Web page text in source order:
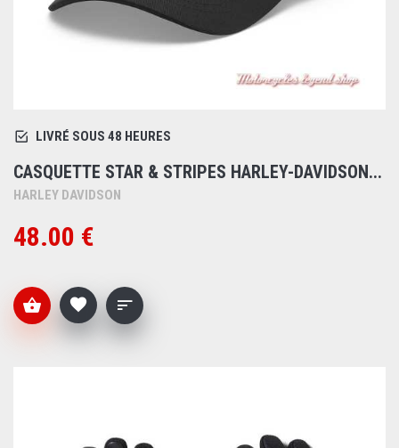
LIVRÉ SOUS 48 HEURES
CASQUETTE STAR & STRIPES HARLEY-DAVIDSON...
HARLEY DAVIDSON
48.00 €